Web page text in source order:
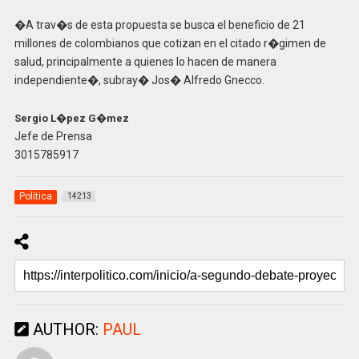
�A trav�s de esta propuesta se busca el beneficio de 21
millones de colombianos que cotizan en el citado r�gimen de
salud, principalmente a quienes lo hacen de manera
independiente�, subray� Jos� Alfredo Gnecco.
Sergio L�pez G�mez
Jefe de Prensa
3015785917
Politica 14213
AUTHOR: PAUL